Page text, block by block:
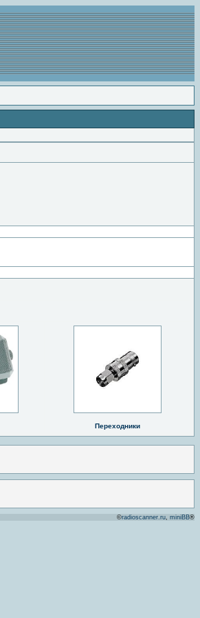
Переходники
©radioscanner.ru, miniBB®